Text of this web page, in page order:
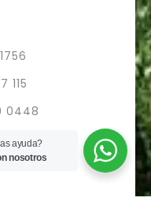
115
0448
ayuda?
nosotros